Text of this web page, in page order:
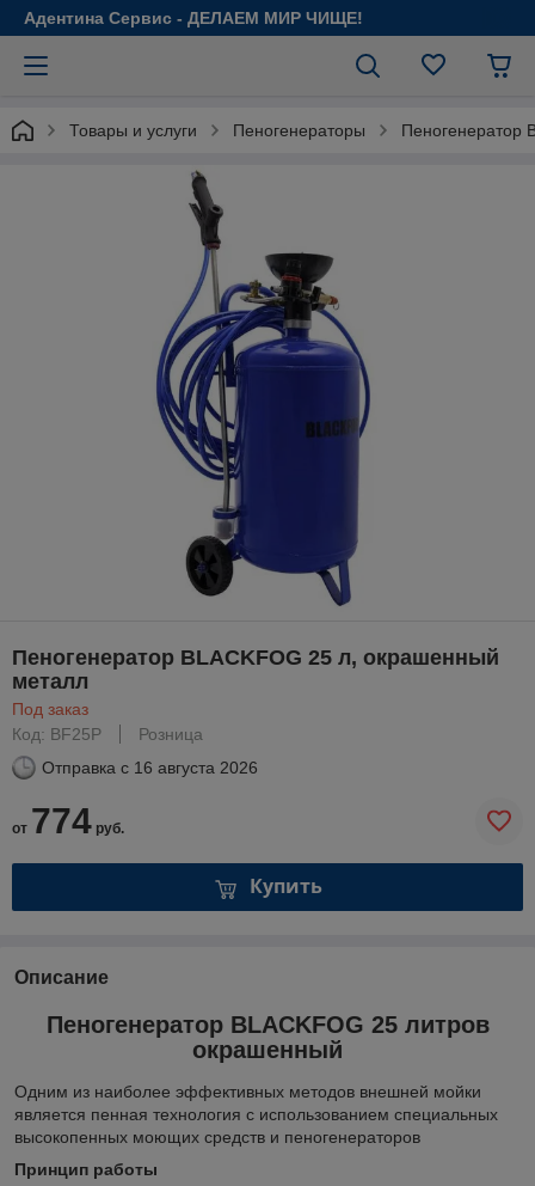
Адентина Сервис - ДЕЛАЕМ МИР ЧИЩЕ!
Товары и услуги Пеногенераторы Пеногенератор
Пеногенератор BLACKFOG 25 л, окрашенный
металл
Под заказ
Код: BF25P
Розница
Отправка с 16 августа 2026
от 774 руб.
Купить
Описание
Пеногенератор BLACKFOG 25 литров
окрашенный
Одним из наиболее эффективных методов внешней мойки
является пенная технология с использованием специальных
высокопенных моющих средств и пеногенераторов
Принцип работы